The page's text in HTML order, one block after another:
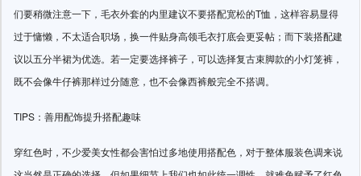
们要稍微注意一下，毛衣外套的内里建议不要搭配宽松的T恤，这样容易显得
过于慵懒，不太适合职场，换一件贴身高领毛衣打底会更妥帖；而下装搭配建
议以五分半裙为优选。若一定要选择裤子，可以选择复古束脚款的小灯笼裤，
既不会像牛仔裤那样过分随意，也不会像西裤般完全不搭调。
TIPS：善用配饰提升搭配趣味
穿红色时，不少爱美女性都会害怕过多地使用搭配色，对于整体服装色调来说